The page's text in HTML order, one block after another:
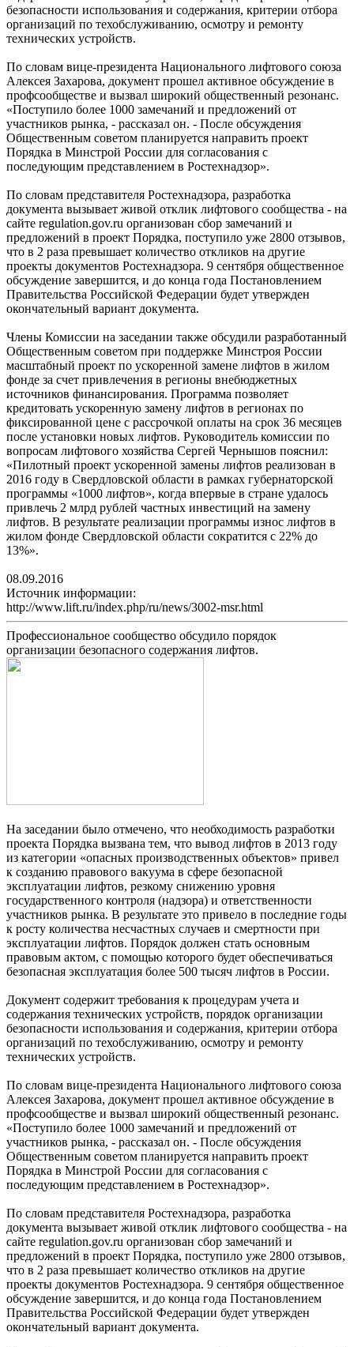
безопасности использования и содержания, критерии отбора
организаций по техобслуживанию, осмотру и ремонту
технических устройств.
По словам вице-президента Национального лифтового союза
Алексея Захарова, документ прошел активное обсуждение в
профсообществе и вызвал широкий общественный резонанс.
«Поступило более 1000 замечаний и предложений от
участников рынка, - рассказал он. - После обсуждения
Общественным советом планируется направить проект
Порядка в Минстрой России для согласования с
последующим представлением в Ростехнадзор».
По словам представителя Ростехнадзора, разработка
документа вызывает живой отклик лифтового сообщества - на
сайте regulation.gov.ru организован сбор замечаний и
предложений в проект Порядка, поступило уже 2800 отзывов,
что в 2 раза превышает количество откликов на другие
проекты документов Ростехнадзора. 9 сентября общественное
обсуждение завершится, и до конца года Постановлением
Правительства Российской Федерации будет утвержден
окончательный вариант документа.
Члены Комиссии на заседании также обсудили разработанный
Общественным советом при поддержке Минстроя России
масштабный проект по ускоренной замене лифтов в жилом
фонде за счет привлечения в регионы внебюджетных
источников финансирования. Программа позволяет
кредитовать ускоренную замену лифтов в регионах по
фиксированной цене с рассрочкой оплаты на срок 36 месяцев
после установки новых лифтов. Руководитель комиссии по
вопросам лифтового хозяйства Сергей Чернышов пояснил:
«Пилотный проект ускоренной замены лифтов реализован в
2016 году в Свердловской области в рамках губернаторской
программы «1000 лифтов», когда впервые в стране удалось
привлечь 2 млрд рублей частных инвестиций на замену
лифтов. В результате реализации программы износ лифтов в
жилом фонде Свердловской области сократится с 22% до
13%».
08.09.2016
Источник информации:
http://www.lift.ru/index.php/ru/news/3002-msr.html
Профессиональное сообщество обсудило порядок
организации безопасного содержания лифтов.
На заседании было отмечено, что необходимость разработки
проекта Порядка вызвана тем, что вывод лифтов в 2013 году
из категории «опасных производственных объектов» привел
к созданию правового вакуума в сфере безопасной
эксплуатации лифтов, резкому снижению уровня
государственного контроля (надзора) и ответственности
участников рынка. В результате это привело в последние годы
к росту количества несчастных случаев и смертности при
эксплуатации лифтов. Порядок должен стать основным
правовым актом, с помощью которого будет обеспечиваться
безопасная эксплуатация более 500 тысяч лифтов в России.
Документ содержит требования к процедурам учета и
содержания технических устройств, порядок организации
безопасности использования и содержания, критерии отбора
организаций по техобслуживанию, осмотру и ремонту
технических устройств.
По словам вице-президента Национального лифтового союза
Алексея Захарова, документ прошел активное обсуждение в
профсообществе и вызвал широкий общественный резонанс.
«Поступило более 1000 замечаний и предложений от
участников рынка, - рассказал он. - После обсуждения
Общественным советом планируется направить проект
Порядка в Минстрой России для согласования с
последующим представлением в Ростехнадзор».
По словам представителя Ростехнадзора, разработка
документа вызывает живой отклик лифтового сообщества - на
сайте regulation.gov.ru организован сбор замечаний и
предложений в проект Порядка, поступило уже 2800 отзывов,
что в 2 раза превышает количество откликов на другие
проекты документов Ростехнадзора. 9 сентября общественное
обсуждение завершится, и до конца года Постановлением
Правительства Российской Федерации будет утвержден
окончательный вариант документа.